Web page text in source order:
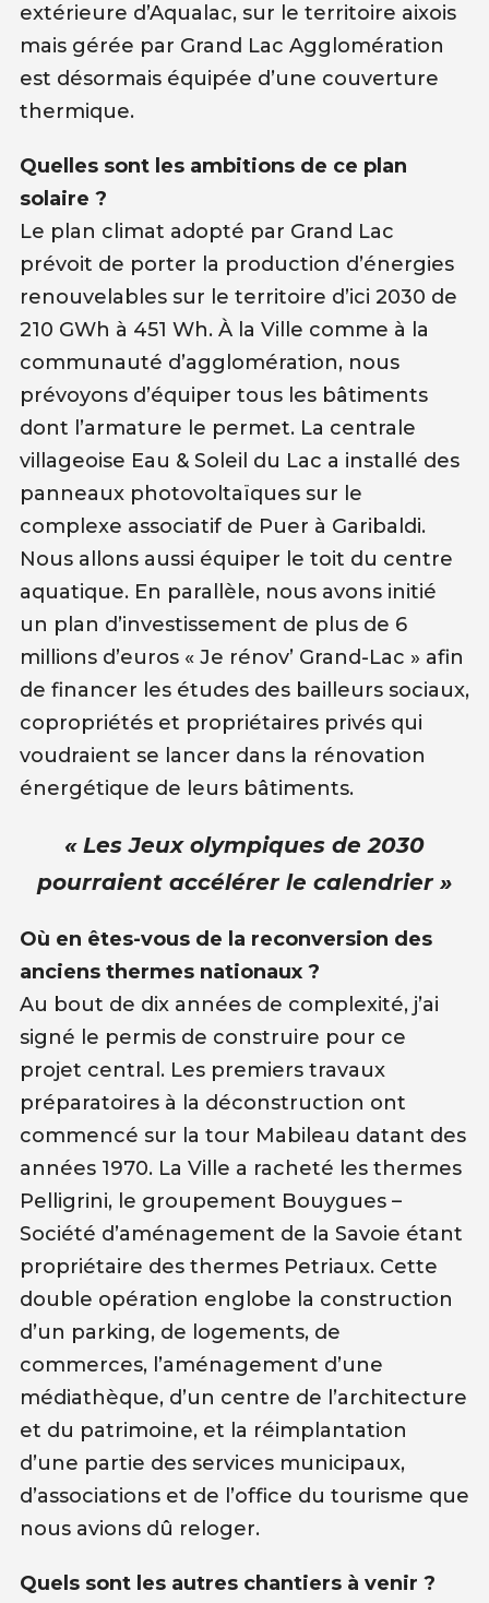
extérieure d’Aqualac, sur le territoire aixois
mais gérée par Grand Lac Agglomération
est désormais équipée d’une couverture
thermique.
Quelles sont les ambitions de ce plan
solaire ?
Le plan climat adopté par Grand Lac
prévoit de porter la production d’énergies
renouvelables sur le territoire d’ici 2030 de
210 GWh à 451 Wh. À la Ville comme à la
communauté d’agglomération, nous
prévoyons d’équiper tous les bâtiments
dont l’armature le permet. La centrale
villageoise Eau & Soleil du Lac a installé des
panneaux photovoltaïques sur le
complexe associatif de Puer à Garibaldi.
Nous allons aussi équiper le toit du centre
aquatique. En parallèle, nous avons initié
un plan d’investissement de plus de 6
millions d’euros « Je rénov’ Grand-Lac » afin
de financer les études des bailleurs sociaux,
copropriétés et propriétaires privés qui
voudraient se lancer dans la rénovation
énergétique de leurs bâtiments.
« Les Jeux olympiques de 2030
pourraient accélérer le calendrier »
Où en êtes-vous de la reconversion des
anciens thermes nationaux ?
Au bout de dix années de complexité, j’ai
signé le permis de construire pour ce
projet central. Les premiers travaux
préparatoires à la déconstruction ont
commencé sur la tour Mabileau datant des
années 1970. La Ville a racheté les thermes
Pelligrini, le groupement Bouygues –
Société d’aménagement de la Savoie étant
propriétaire des thermes Petriaux. Cette
double opération englobe la construction
d’un parking, de logements, de
commerces, l’aménagement d’une
médiathèque, d’un centre de l’architecture
et du patrimoine, et la réimplantation
d’une partie des services municipaux,
d’associations et de l’office du tourisme que
nous avions dû reloger.
Quels sont les autres chantiers à venir ?